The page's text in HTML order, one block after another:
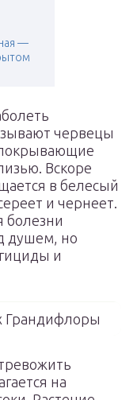
—
червецы
Вскоре
в белесый
и чернеет.
болезни
душем, но
и
Грандифлоры
на